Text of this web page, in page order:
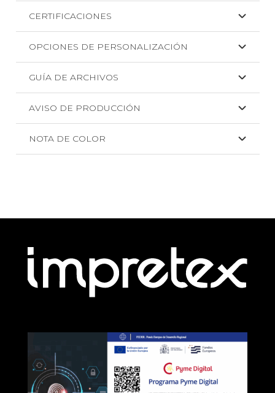
CERTIFICACIONES
OPCIONES DE PERSONALIZACIÓN
GUÍA DE ARCHIVOS
AVISO DE PRODUCCIÓN
NOTA DE COLOR